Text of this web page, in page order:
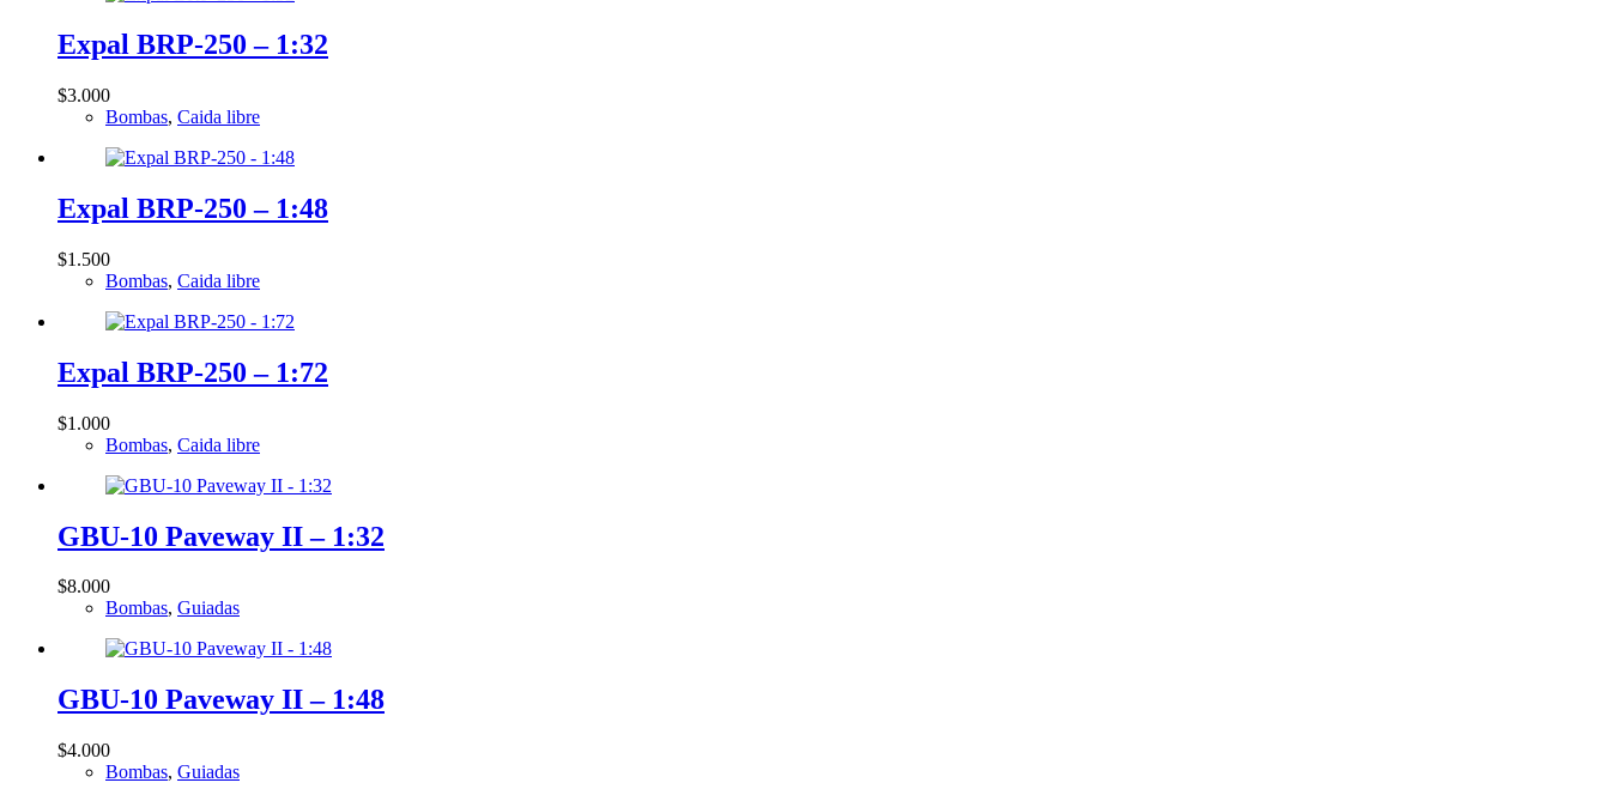
Expal BRP-250 – 1:32
$3.000
Bombas, Caida libre
Expal BRP-250 – 1:48
$1.500
Bombas, Caida libre
Expal BRP-250 – 1:72
$1.000
Bombas, Caida libre
GBU-10 Paveway II – 1:32
$8.000
Bombas, Guiadas
GBU-10 Paveway II – 1:48
$4.000
Bombas, Guiadas